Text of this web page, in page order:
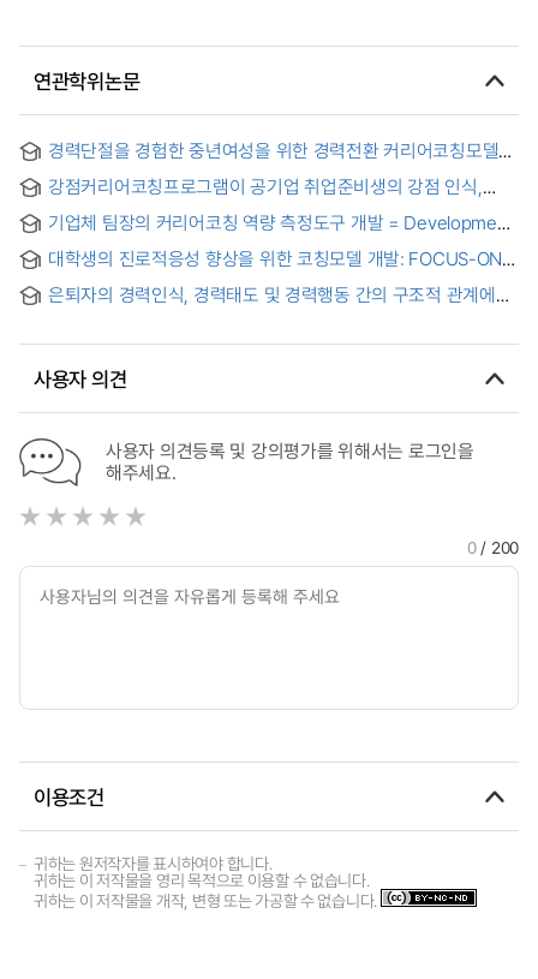
연관학위논문
경력단절을 경험한 중년여성을 위한 경력전환 커리어코칭모델
Transition Career Coaching Model for Middle-Aged
Women who Have Experienced Career Interruption:
TRANS Coaching Model
강점커리어코칭프로그램이 공기업 취업준비생의 강점 인식,
Strength Career Coaching Program on the Strength
Knowledge of Strength and Self-Efficacy and Strengths
Use of Job-Seekers in Public Enterprises
기업체 팀장의 커리어코칭 역량 측정도구 개발 = Development
Competencies of Team Leaders in Corporations
대학생의 진로적응성 향상을 위한 코칭모델 개발: FOCUS-ON
Career Adaptability of College Students: FOCUS-ON
은퇴자의 경력인식, 경력태도 및 경력행동 간의 구조적 관계에
사용자 의견
사용자 의견등록 및 강의평가를 위해서는 로그인을
해주세요.
0/ 200
이용조건
귀하는 원저작자를 표시하여야 합니다.
귀하는 이 저작물을 영리 목적으로 이용할 수 없습니다.
귀하는 이 저작물을 개작, 변형 또는 가공할 수 없습니다.